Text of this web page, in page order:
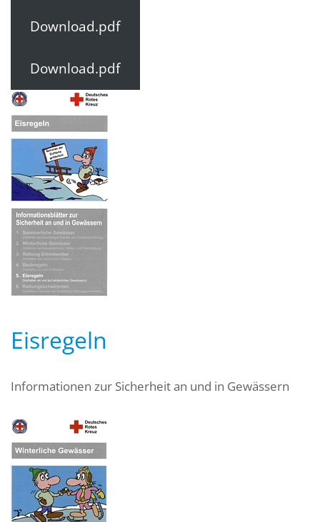
Download.pdf
Download.pdf
Eisregeln
Informationen zur Sicherheit an und in Gewässern